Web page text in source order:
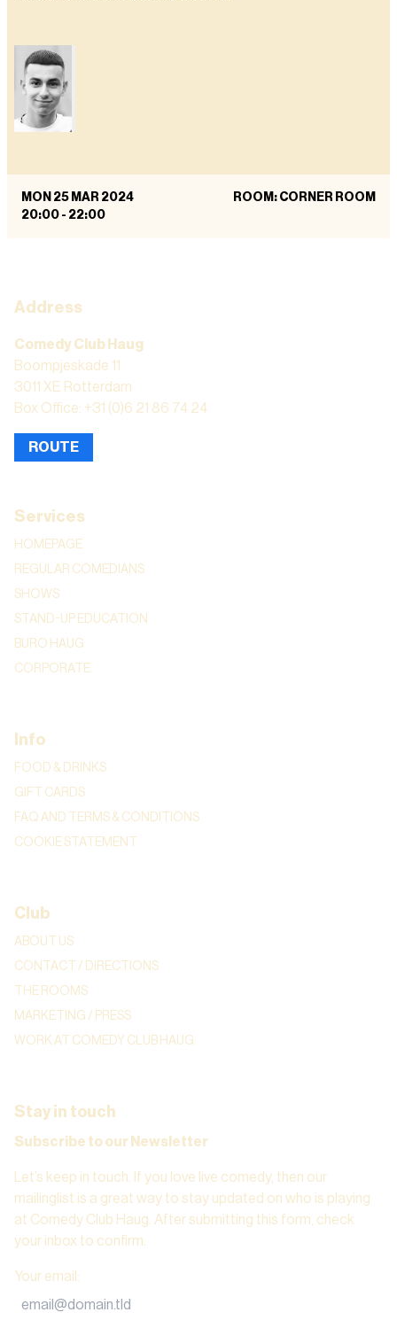
MON 25 MAR 2024
20:00 - 22:00
ROOM: CORNER ROOM
Address
Comedy Club Haug
Boompjeskade 11
3011 XE Rotterdam
Box Office: +31 (0)6 21 86 74 24
ROUTE
Services
HOMEPAGE
REGULAR COMEDIANS
SHOWS
STAND-UP EDUCATION
BURO HAUG
CORPORATE
Info
FOOD & DRINKS
GIFT CARDS
FAQ AND TERMS & CONDITIONS
COOKIE STATEMENT
Club
ABOUT US
CONTACT / DIRECTIONS
THE ROOMS
MARKETING / PRESS
WORK AT COMEDY CLUB HAUG
Stay in touch
Subscribe to our Newsletter
Let’s keep in touch. If you love live comedy, then our
mailinglist is a great way to stay updated on who is playing
at Comedy Club Haug. After submitting this form, check
your inbox to confirm.
Your email :